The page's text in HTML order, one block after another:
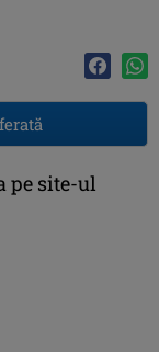
pe site-ul